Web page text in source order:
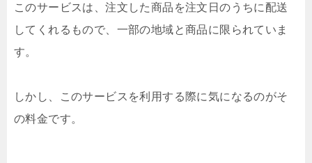
このサービスは、注文した商品を注文日のうちに配送
してくれるもので、一部の地域と商品に限られていま
す。
しかし、このサービスを利用する際に気になるのがそ
の料金です。